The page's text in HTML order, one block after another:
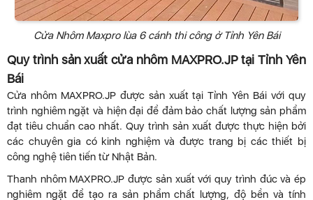
Cửa Nhôm Maxpro lùa 6 cánh thi công ở Tỉnh Yên Bái
Quy trình sản xuất cửa nhôm MAXPRO.JP tại Tỉnh Yên
Bái
Cửa nhôm MAXPRO.JP được sản xuất tại Tỉnh Yên Bái với quy
trình nghiêm ngặt và hiện đại để đảm bảo chất lượng sản phẩm
đạt tiêu chuẩn cao nhất. Quy trình sản xuất được thực hiện bởi
các chuyên gia có kinh nghiệm và được trang bị các thiết bị
công nghệ tiên tiến từ Nhật Bản.
Thanh nhôm MAXPRO.JP được sản xuất với quy trình đúc và ép
nghiêm ngặt để tạo ra sản phẩm chất lượng, độ bền và tính